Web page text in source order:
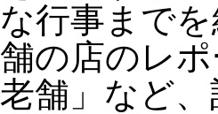
な行事まで
舗の店のレ
老舗」など